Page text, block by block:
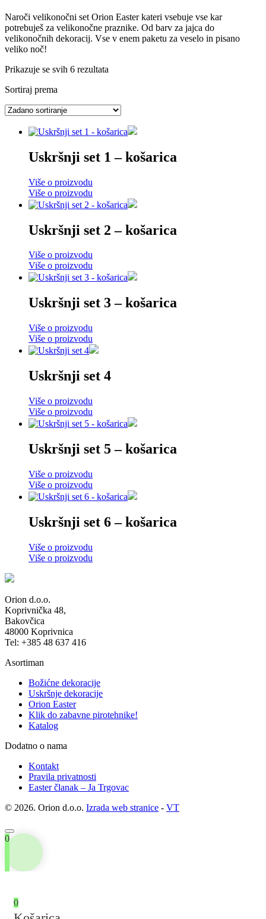
Naroči velikonočni set Orion Easter kateri vsebuje vse kar
potrebuješ za velikonočne praznike. Od barv za jajca do
velikonočnih dekoracij. Vse v enem paketu za veselo in pisano
veliko noč!
Prikazuje se svih 6 rezultata
Sortiraj prema
Uskršnji set 1 – košarica
Više o proizvodu
Više o proizvodu
Uskršnji set 2 – košarica
Više o proizvodu
Više o proizvodu
Uskršnji set 3 – košarica
Više o proizvodu
Više o proizvodu
Uskršnji set 4
Više o proizvodu
Više o proizvodu
Uskršnji set 5 – košarica
Više o proizvodu
Više o proizvodu
Uskršnji set 6 – košarica
Više o proizvodu
Više o proizvodu
Orion d.o.o.
Koprivnička 48,
Bakovčica
48000 Koprivnica
Tel: +385 48 637 416
Asortiman
Božićne dekoracije
Uskršnje dekoracije
Orion Easter
Klik do zabavne pirotehnike!
Katalog
Dodatno o nama
Kontakt
Pravila privatnosti
Easter članak – Ja Trgovac
© 2026. Orion d.o.o. Izrada web stranice - VT
0
0